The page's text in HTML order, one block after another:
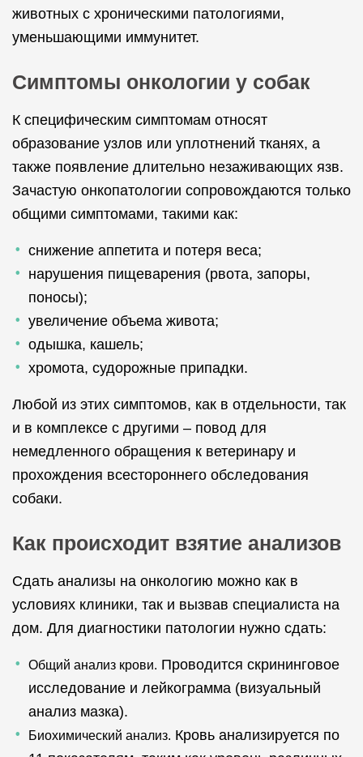
животных с хроническими патологиями,
уменьшающими иммунитет.
Симптомы онкологии у собак
К специфическим симптомам относят
образование узлов или уплотнений тканях, а
также появление длительно незаживающих язв.
Зачастую онкопатологии сопровождаются только
общими симптомами, такими как:
снижение аппетита и потеря веса;
нарушения пищеварения (рвота, запоры,
поносы);
увеличение объема живота;
одышка, кашель;
хромота, судорожные припадки.
Любой из этих симптомов, как в отдельности, так
и в комплексе с другими – повод для
немедленного обращения к ветеринару и
прохождения всестороннего обследования
собаки.
Как происходит взятие анализов
Сдать анализы на онкологию можно как в
условиях клиники, так и вызвав специалиста на
дом. Для диагностики патологии нужно сдать:
Общий анализ крови. Проводится скрининговое
исследование и лейкограмма (визуальный
анализ мазка).
Биохимический анализ. Кровь анализируется по